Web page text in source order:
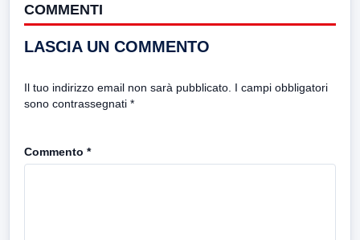
COMMENTI
LASCIA UN COMMENTO
Il tuo indirizzo email non sarà pubblicato. I campi obbligatori
sono contrassegnati *
Commento *